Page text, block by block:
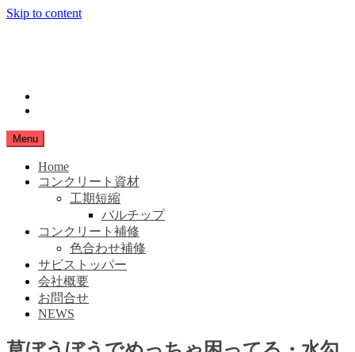
Skip to content
Menu
Home
コンクリート資材
工期短縮
バルチップ
コンクリート補修
色合わせ補修
サビストッパー
会社概要
お問合せ
NEWS